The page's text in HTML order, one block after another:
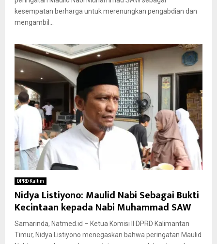
kesempatan berharga untuk merenungkan pengabdian dan
mengambil...
DPRD Kaltim
Nidya Listiyono: Maulid Nabi Sebagai Bukti
Kecintaan kepada Nabi Muhammad SAW
Samarinda, Natmed.id – Ketua Komisi II DPRD Kalimantan
Timur, Nidya Listiyono menegaskan bahwa peringatan Maulid